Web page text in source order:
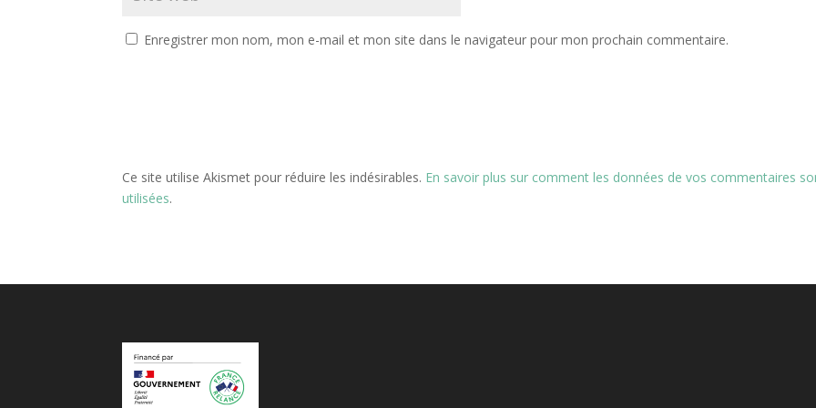
Enregistrer mon nom, mon e-mail et mon site dans le navigateur pour mon prochain commentaire.
Ce site utilise Akismet pour réduire les indésirables. En savoir plus sur comment les données de vos commentaires
utilisées.